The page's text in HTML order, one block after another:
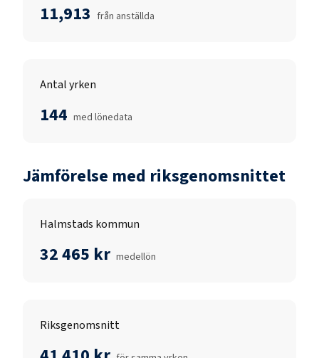
11,913 från anställda
Antal yrken
144 med lönedata
Jämförelse med riksgenomsnittet
Halmstads kommun
32 465 kr medellön
Riksgenomsnitt